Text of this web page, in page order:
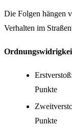
Die Folgen hängen
Verhalten im
Punkte
Punkte